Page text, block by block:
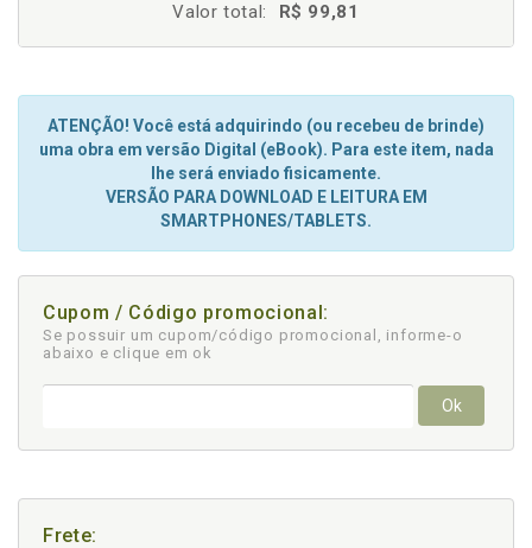
Valor total: R$ 99,81
ATENÇÃO! Você está adquirindo (ou recebeu de brinde)
uma obra em versão Digital (eBook). Para este item, nada
lhe será enviado fisicamente.
VERSÃO PARA DOWNLOAD E LEITURA EM
SMARTPHONES/TABLETS.
Cupom / Código promocional:
Se possuir um cupom/código promocional, informe-o
abaixo e clique em ok
Ok
Frete: